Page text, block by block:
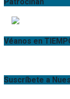
Véanos en
Suscríbete a